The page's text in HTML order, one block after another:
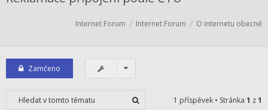
Internet Forum Internet Forum O internetu obecně
Zamčeno
1 příspěvek • Stránka 1 z1